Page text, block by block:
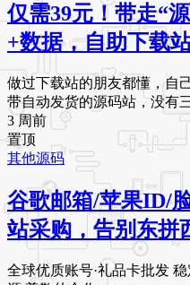
仅需39元！带走“
+数据，自助下载
做过下载站的朋友都懂，自
带自动发货的源码站，没有
3 周前
置顶
其他源码
谷歌邮箱/苹果ID/
站采购，告别东拼
全球优质账号·礼品卡批发